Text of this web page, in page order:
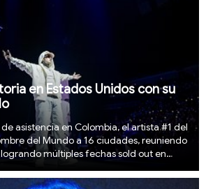
en Estados Unidos con su
asistencia en Colombia, el artista #1 del
del Mundo a 16 ciudades, reuniendo
múltiples fechas sold out en